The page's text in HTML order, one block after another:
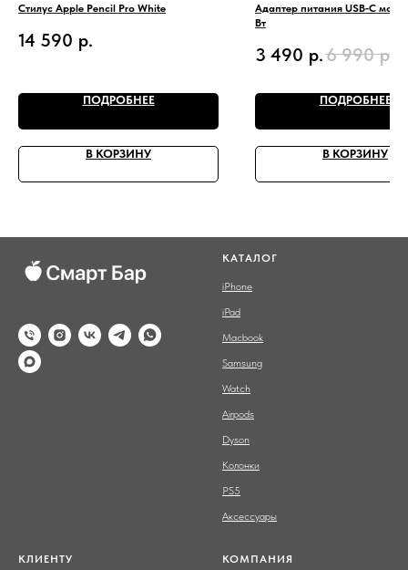
Стилус Apple Pencil Pro White
14 590 р.
ПОДРОБНЕЕ
В КОРЗИНУ
Адаптер питания USB‑C
Вт
3 490 р.6 990 р.
ПОДРОБНЕЕ
В КОРЗИНУ
КАТАЛОГ
iPhone
iPad
Macbook
Samsung
Watch
Airpods
Dyson
Колонки
PS5
Аксессуары
КЛИЕНТУ КОМПАНИЯ